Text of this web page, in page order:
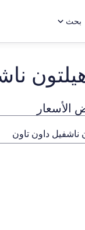
بحث
الأسعار